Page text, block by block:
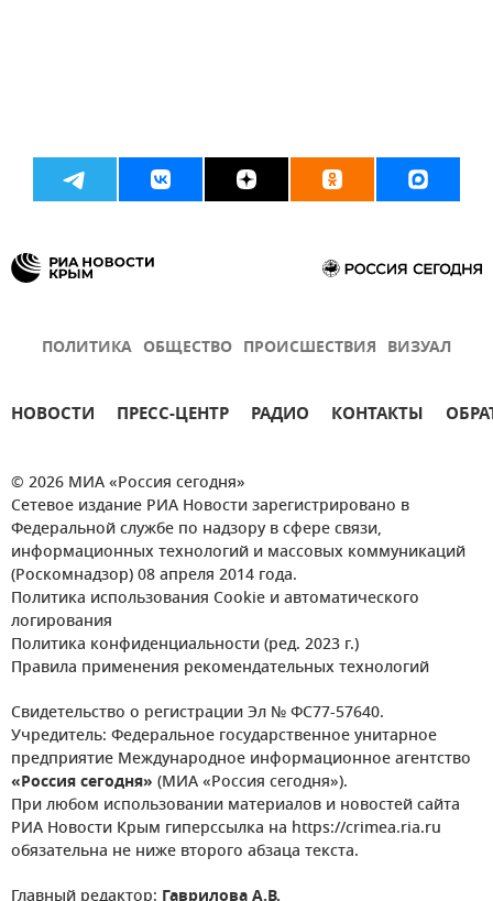
ПОЛИТИКА ОБЩЕСТВО ПРОИСШЕСТВИЯ ВИЗУАЛ
НОВОСТИ ПРЕСС-ЦЕНТР РАДИО КОНТАКТЫ
© 2026 МИА «Россия сегодня»
Сетевое издание РИА Новости зарегистрировано в
Федеральной службе по надзору в сфере связи,
информационных технологий и массовых коммуникаций
(Роскомнадзор) 08 апреля 2014 года.
Политика использования Cookie и автоматического
логирования
Политика конфиденциальности (ред. 2023 г.)
Правила применения рекомендательных технологий
Свидетельство о регистрации Эл № ФС77-57640.
Учредитель: Федеральное государственное унитарное
предприятие Международное информационное агентство
«Россия сегодня» (МИА «Россия сегодня»).
При любом использовании материалов и новостей сайта
РИА Новости Крым гиперссылка на https://crimea.ria.ru
обязательна не ниже второго абзаца текста.